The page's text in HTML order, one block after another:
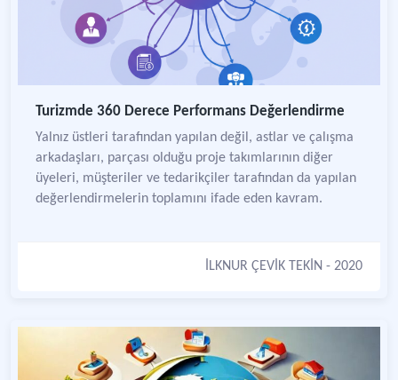
Turizmde 360 Derece Performans Değerlendirme
Yalnız üstleri tarafından yapılan değil, astlar ve çalışma
arkadaşları, parçası olduğu proje takımlarının diğer
üyeleri, müşteriler ve tedarikçiler tarafından da yapılan
değerlendirmelerin toplamını ifade eden kavram.
İLKNUR ÇEVİK TEKİN - 2020